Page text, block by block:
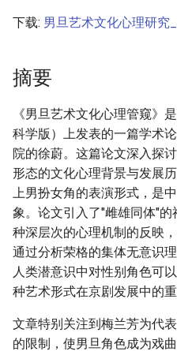
下载: 男旦艺术文化心理研究
摘要
《男旦艺术文化心理管窥》
科学版）上发表的一篇学术
院的徐蔚。这篇论文深入探
形态的文化心理背景与发展
上男扮女角的表演形式，是
象。论文引入了"雌雄同体"
种深层次的心理机制的反映
通过分析荣格的集体无意识
人类潜意识中对性别角色可
种艺术形式在京剧发展中的重
文章特别关注到梅兰芳为代
的限制，使男旦角色成为戏